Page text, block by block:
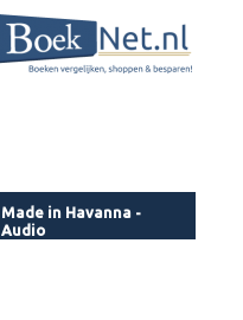
Made in Havanna -
Audio